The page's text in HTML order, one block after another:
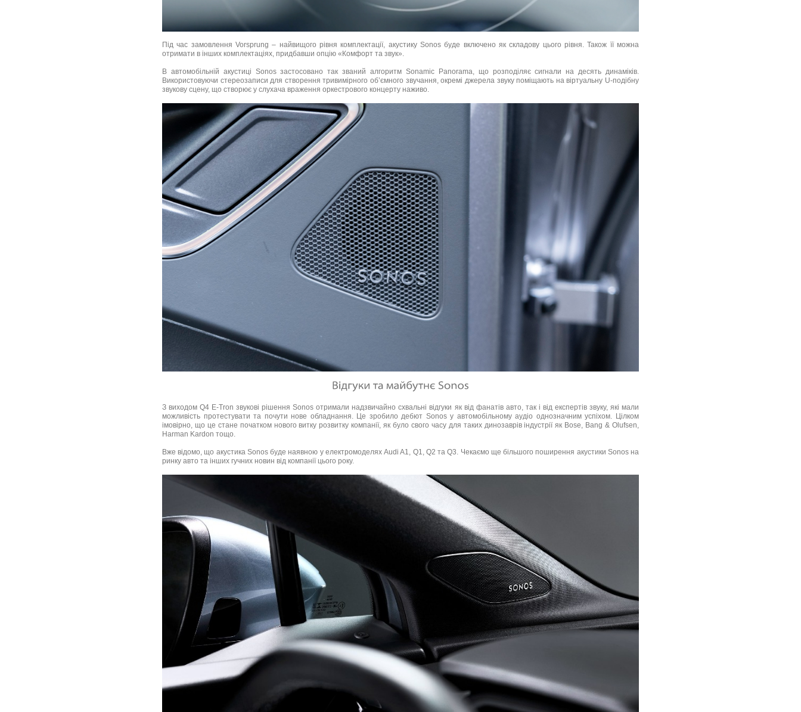
Під час замовлення Vorsprung – найвищого рівня комплектації, акустику Sonos буде включено як складову цього рівня. Також її можна
отримати в інших комплектаціях, придбавши опцію «Комфорт та звук».
В автомобільній акустиці Sonos застосовано так званий алгоритм Sonamic Panorama, що розподіляє сигнали на десять динаміків.
Використовуючи стереозаписи для створення тривимірного об’ємного звучання, окремі джерела звуку поміщають на віртуальну U-подібну
звукову сцену, що створює у слухача враження оркестрового концерту наживо.
З виходом Q4 E-Tron звукові рішення Sonos отримали надзвичайно схвальні відгуки як від фанатів авто, так і від експертів звуку, які мали
можливість протестувати та почути нове обладнання. Це зробило дебют Sonos у автомобільному аудіо однозначним успіхом. Цілком
імовірно, що це стане початком нового витку розвитку компанії, як було свого часу для таких динозаврів індустрії як Bose, Bang & Olufsen,
Harman Kardon тощо.
Вже відомо, що акустика Sonos буде наявною у електромоделях Audi A1, Q1, Q2 та Q3. Чекаємо ще більшого поширення акустики Sonos на
ринку авто та інших гучних новин від компанії цього року.